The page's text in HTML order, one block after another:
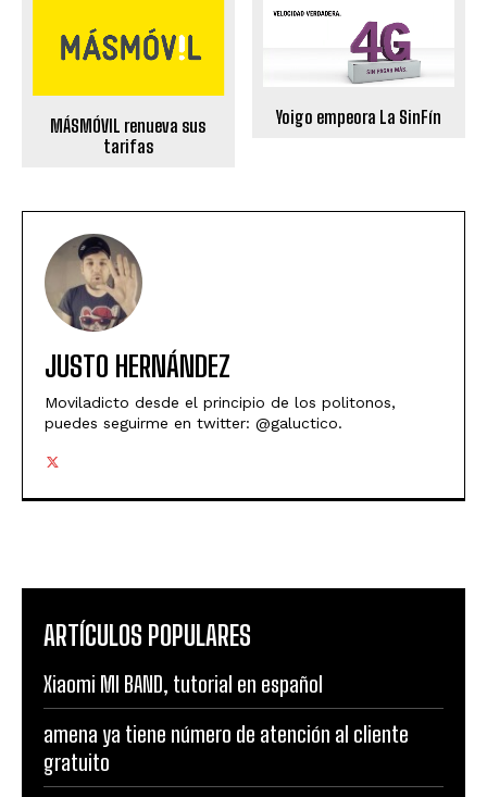
MÁSMÓVIL renueva sus
tarifas
Yoigo empeora La SinFín
JUSTO HERNÁNDEZ
Moviladicto desde el principio de los politonos,
puedes seguirme en twitter: @galuctico.
ARTÍCULOS POPULARES
Xiaomi MI BAND, tutorial en español
amena ya tiene número de atención al cliente
gratuito